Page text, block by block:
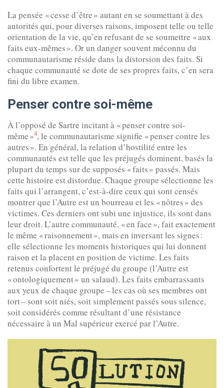
La pensée « cesse d’être » autant en se soumettant à des
autorités qui, pour diverses raisons, imposent telle ou telle
orientation de la vie, qu’en refusant de se soumettre « aux
faits eux-mêmes ». Or un danger souvent méconnu du
communautarisme réside dans la distorsion des faits. Si
chaque communauté se dote de ses propres faits, c’en sera
fini du libre examen.
Penser contre soi-même
À l’opposé de Sartre incitant à « penser contre soi-
même »4, le communautarisme signifie « penser contre les
autres ». En général, la relation d’hostilité entre les
communautés est telle que les préjugés dominent, basés la
plupart du temps sur de supposés « faits » passés. Mais
cette histoire est distordue. Chaque groupe sélectionne les
faits qui l’arrangent, c’est-à-dire ceux qui sont censés
montrer que l’Autre est un bourreau et les « nôtres » des
victimes. Ces derniers ont subi une injustice, ils sont dans
leur droit. L’autre communauté, « en face », fait exactement
le même « raisonnement », mais en inversant les signes :
elle sélectionne les moments historiques qui lui donnent
raison et la placent en position de victime. Les faits
retenus confortent le préjugé du groupe (l’Autre est
« ontologiquement » un salaud). Les faits embarrassants
aux yeux de chaque groupe – les cas où ses membres ont
tort – sont soit niés, soit simplement passés sous silence,
soit considérés comme résultant d’une résistance
nécessaire à un Mal supérieur exercé par l’Autre.